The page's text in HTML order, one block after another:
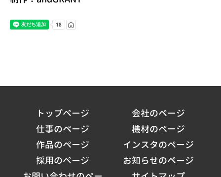
トップページ
会社のページ
仕事のページ
機材のページ
作品のページ
インスタのページ
採用のページ
お知らせのページ